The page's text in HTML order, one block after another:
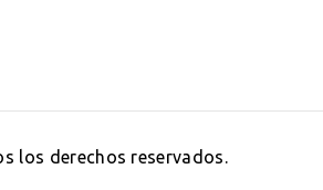
los derechos reservados.